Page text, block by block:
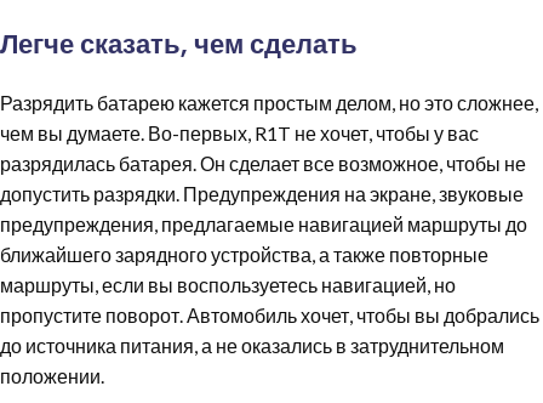
Легче сказать, чем сделать
Разрядить батарею кажется простым делом, но это сложнее,
чем вы думаете. Во-первых, R1T не хочет, чтобы у вас
разрядилась батарея. Он сделает все возможное, чтобы не
допустить разрядки. Предупреждения на экране, звуковые
предупреждения, предлагаемые навигацией маршруты до
ближайшего зарядного устройства, а также повторные
маршруты, если вы воспользуетесь навигацией, но
пропустите поворот. Автомобиль хочет, чтобы вы добрались
до источника питания, а не оказались в затруднительном
положении.